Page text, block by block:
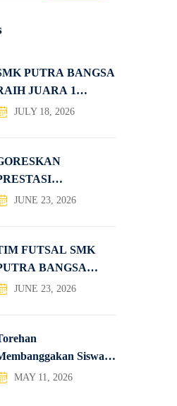
PUTRA BANGSA
JUARA 1
JULY 18, 2026
TIM
JUNE 23, 2026
FUTSAL SMK
BANGSA
1
JUNE 23, 2026
Siswa-
SMK Putra
MAY 11, 2026